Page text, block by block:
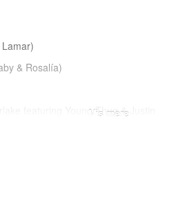
)
& Rosalía)
Young Thug&
Vis mere